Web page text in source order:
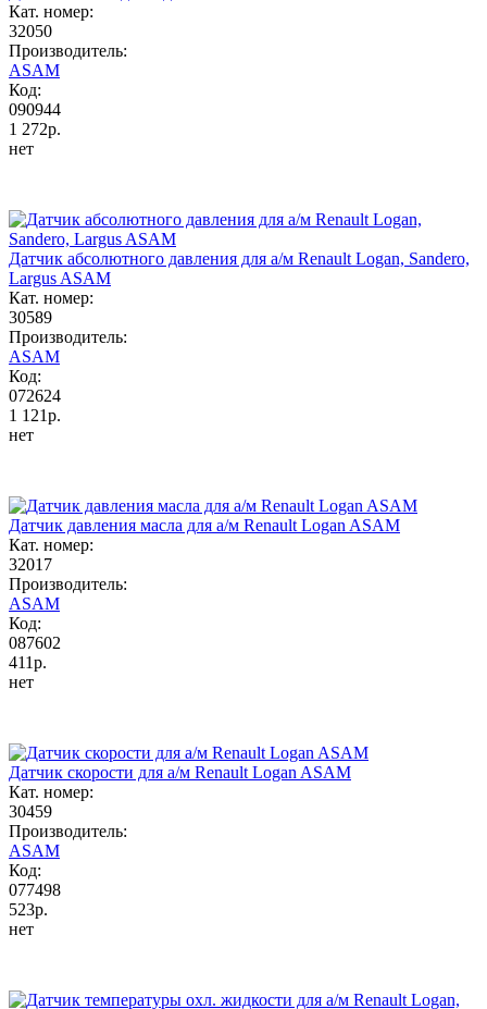
Кат. номер:
32050
Производитель:
ASAM
Код:
090944
1 272р.
нет
Датчик абсолютного давления для а/м Renault Logan, Sandero,
Largus ASAM
Кат. номер:
30589
Производитель:
ASAM
Код:
072624
1 121р.
нет
Датчик давления масла для а/м Renault Logan ASAM
Кат. номер:
32017
Производитель:
ASAM
Код:
087602
411р.
нет
Датчик скорости для а/м Renault Logan ASAM
Кат. номер:
30459
Производитель:
ASAM
Код:
077498
523р.
нет